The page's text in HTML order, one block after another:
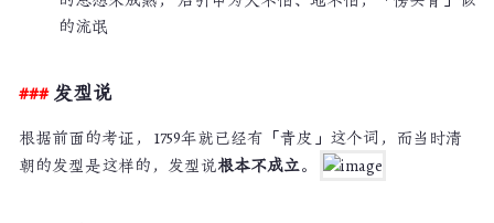
的流氓
发型说
根据前面的考证， 1759年就已经有「青皮」这个词，而当时清
朝的发型是这样的，发型说根本不成立 。